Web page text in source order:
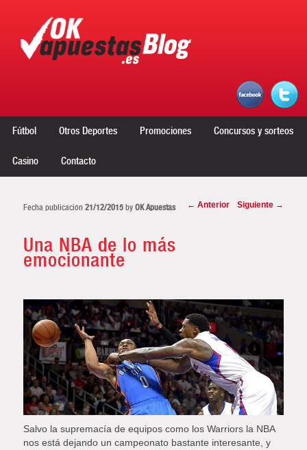
Ir al contenido principal
Ir al contenido secundario
Fútbol Otros Deportes Promociones Concursos y sorteos
Casino Contacto
Navegador de artículos ← Anterior Siguiente →
Una NBA de lo más
emocionante
Fecha publicación21/12/2015 byOK Apuestas
Salvo la supremacía de equipos como los Warriors la NBA
nos está dejando un campeonato bastante interesante, y